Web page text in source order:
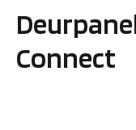
Connect